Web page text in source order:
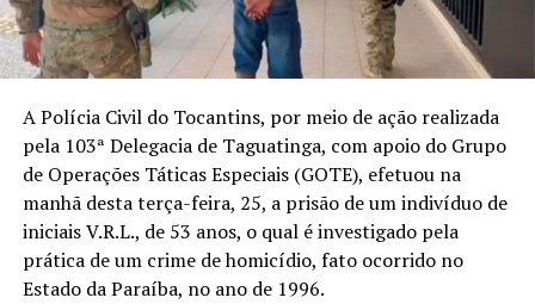
A Polícia Civil do Tocantins, por meio de ação realizada
pela 103ª Delegacia de Taguatinga, com apoio do Grupo
de Operações Táticas Especiais (GOTE), efetuou na
manhã desta terça-feira, 25, a prisão de um indivíduo de
iniciais V.R.L., de 53 anos, o qual é investigado pela
prática de um crime de homicídio, fato ocorrido no
Estado da Paraíba, no ano de 1996.